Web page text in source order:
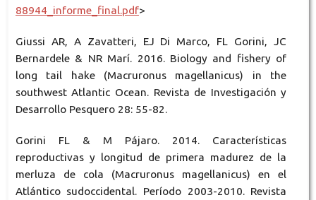
88944_informe_final.pdf>
Giussi AR, A Zavatteri, EJ Di Marco, FL Gorini, JC
Bernardele & NR Marí. 2016. Biology and fishery of
long tail hake (Macruronus magellanicus) in the
southwest Atlantic Ocean. Revista de Investigación y
Desarrollo Pesquero 28: 55-82.
Gorini FL & M Pájaro. 2014. Características
reproductivas y longitud de primera madurez de la
merluza de cola (Macruronus magellanicus) en el
Atlántico sudoccidental. Período 2003-2010. Revista